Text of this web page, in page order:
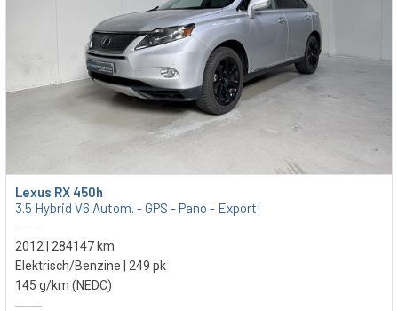
Lexus RX 450h
3.5 Hybrid V6 Autom. - GPS - Pano - Export!
2012 | 284147 km
Elektrisch/Benzine | 249 pk
145 g/km (NEDC)